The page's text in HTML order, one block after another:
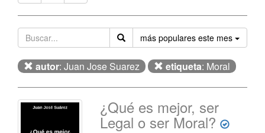
más populares este mes
autor: Juan Jose Suarez etiqueta: Moral
¿Qué es mejor, ser
Legal o ser Moral?